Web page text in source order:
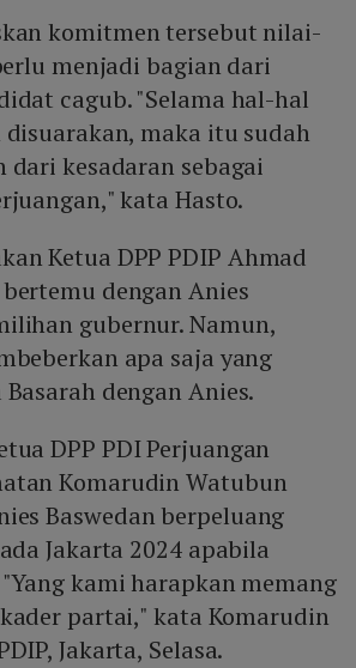
komitmen tersebut nilai-
menjadi bagian dari
cagub. "Selama hal-hal
maka itu sudah
dari kesadaran sebagai
kata Hasto.
Ketua DPP PDIP Ahmad
dengan Anies
gubernur. Namun,
apa saja yang
dengan Anies.
DPP PDI Perjuangan
Komarudin Watubun
Baswedan berpeluang
Jakarta 2024 apabila
kami harapkan memang
partai," kata Komarudin
Jakarta, Selasa.